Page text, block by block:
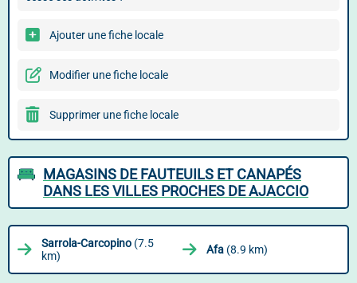
Ajouter une fiche locale
Modifier une fiche locale
Supprimer une fiche locale
MAGASINS DE FAUTEUILS ET CANAPÉS
DANS LES VILLES PROCHES DE AJACCIO
Sarrola-Carcopino (7.5
km)
Afa (8.9 km)